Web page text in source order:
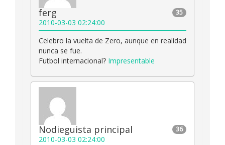
35
ferg
2010-03-03 02:24:00
Celebro la vuelta de Zero, aunque en realidad
nunca se fue.
Futbol internacional? Impresentable
36
Nodieguista principal
2010-03-03 02:24:00